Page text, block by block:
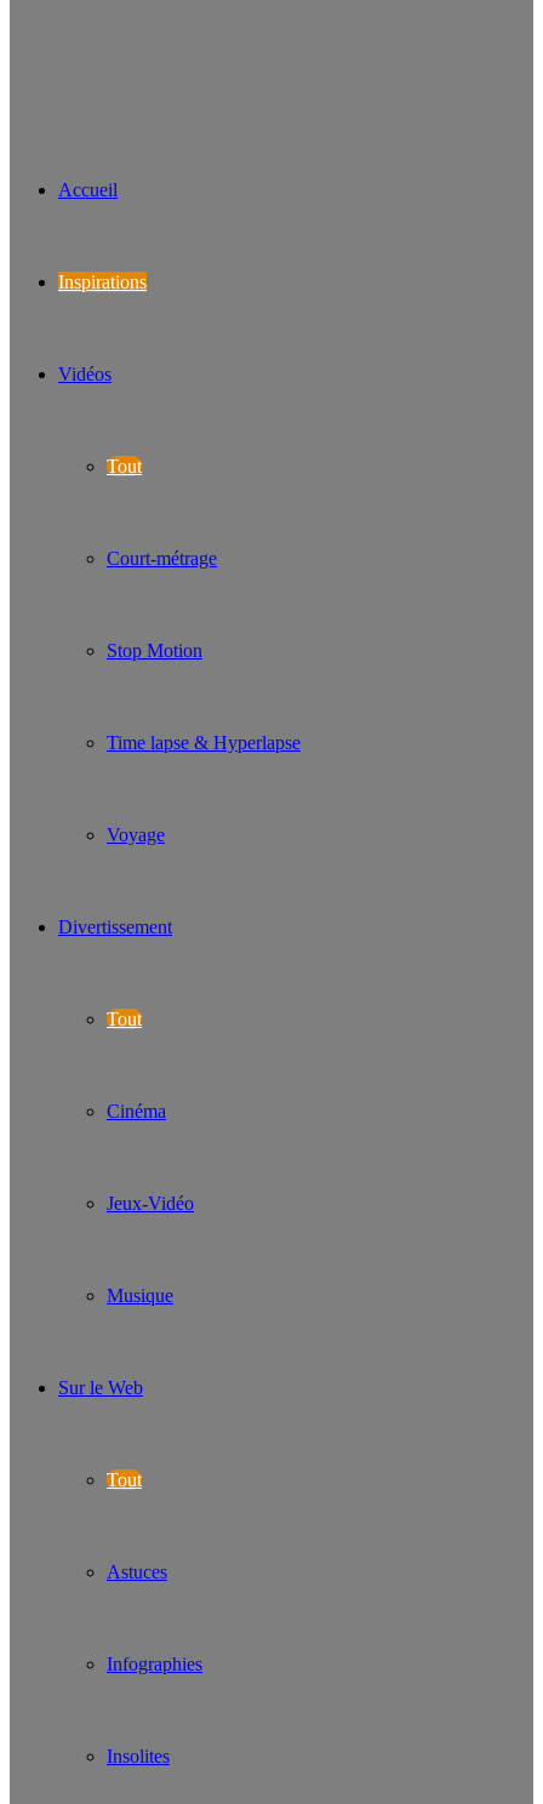
Accueil
Inspirations
Vidéos
Tout
Court-métrage
Stop Motion
Time lapse & Hyperlapse
Voyage
Divertissement
Tout
Cinéma
Jeux-Vidéo
Musique
Sur le Web
Tout
Astuces
Infographies
Insolites